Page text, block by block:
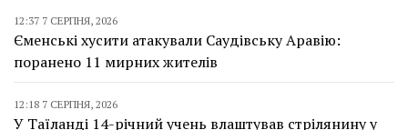
12:37 7 СЕРПНЯ, 2026
Єменські хусити атакували Саудівську Аравію:
поранено 11 мирних жителів
12:18 7 СЕРПНЯ, 2026
У Таїланді 14-річний учень влаштував стрілянину у